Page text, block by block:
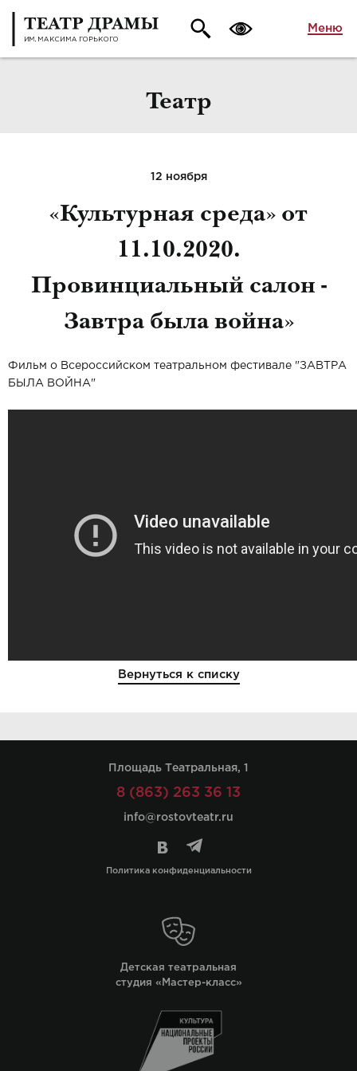
Меню
Театр
12 ноября
«Культурная среда» от
11.10.2020.
Провинциальный салон -
Завтра была война»
Фильм о Всероссийском театральном фестивале "ЗАВТРА
БЫЛА ВОЙНА"
Вернуться к списку
Площадь Театральная, 1
8 (863) 263 36 13
info@rostovteatr.ru
Политика конфиденциальности
Детская театральная
студия «Мастер-класс»